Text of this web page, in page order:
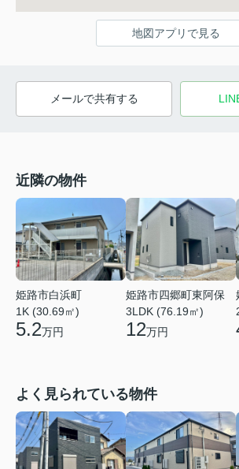
地図アプリで見る
メールで共有する
近隣の物件
姫路市白浜町
1K (30.69㎡)
5.2万円
姫路市四郷町東阿保
3LDK (76.19㎡)
12万円
よく見られている物件